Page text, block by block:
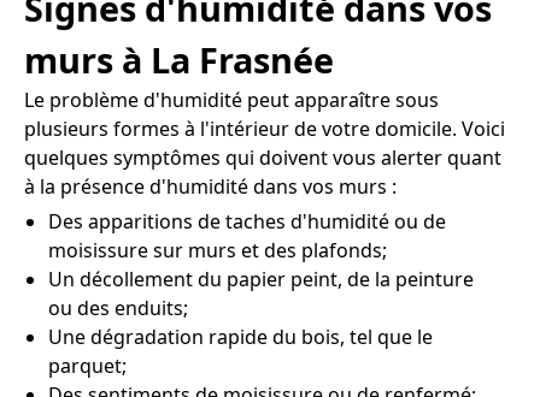
murs à La Frasnée
Le problème d'humidité peut apparaître sous
plusieurs formes à l'intérieur de votre domicile. Voici
quelques symptômes qui doivent vous alerter quant
à la présence d'humidité dans vos murs :
Des apparitions de taches d'humidité ou de
moisissure sur murs et des plafonds;
Un décollement du papier peint, de la peinture
ou des enduits;
Une dégradation rapide du bois, tel que le
parquet;